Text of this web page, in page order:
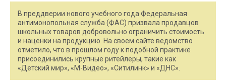
В преддверии нового учебного года Федеральная
антимонопольная служба (ФАС) призвала продавцов
школьных товаров добровольно ограничить стоимость
и наценки на продукцию. На своем сайте ведомство
отметило, что в прошлом году к подобной практике
присоединились крупные ритейлеры, такие как
«Детский мир», «М-Видео», «Ситилинк» и «ДНС».